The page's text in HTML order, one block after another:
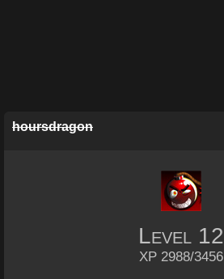
hoursdragon
Level 12
XP 2988/3456